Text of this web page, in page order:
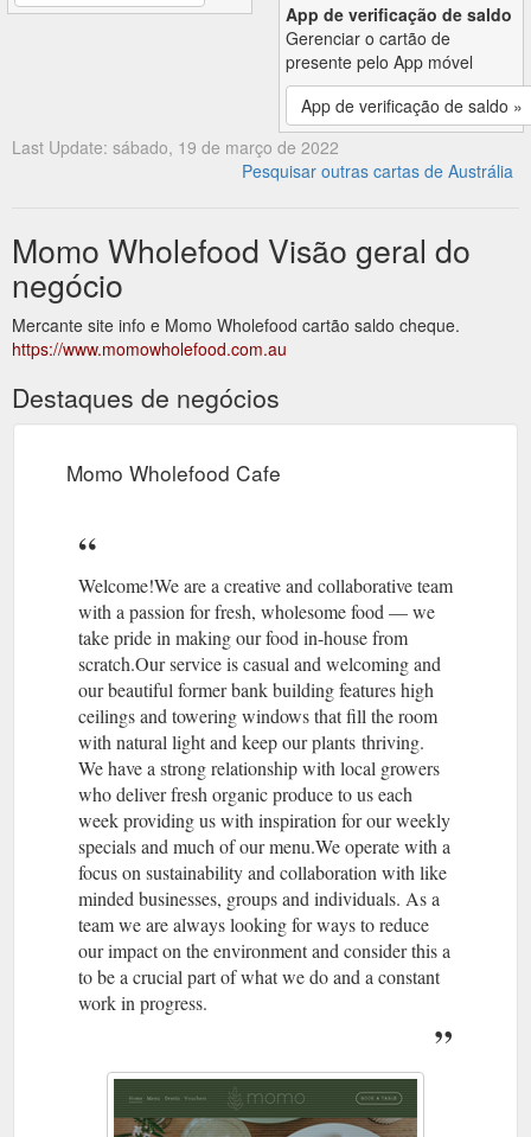
App de verificação de saldo
Gerenciar o cartão de
presente pelo App móvel
App de verificação de saldo »
Last Update: sábado, 19 de março de 2022
Pesquisar outras cartas de Austrália
Momo Wholefood Visão geral do
negócio
Mercante site info e Momo Wholefood cartão saldo cheque.
https://www.momowholefood.com.au
Destaques de negócios
Momo Wholefood Cafe
Welcome!We are a creative and collaborative team
with a passion for fresh, wholesome food — we
take pride in making our food in-house from
scratch.Our service is casual and welcoming and
our beautiful former bank building features high
ceilings and towering windows that fill the room
with natural light and keep our plants thriving.
We have a strong relationship with local growers
who deliver fresh organic produce to us each
week providing us with inspiration for our weekly
specials and much of our menu.We operate with a
focus on sustainability and collaboration with like
minded businesses, groups and individuals. As a
team we are always looking for ways to reduce
our impact on the environment and consider this a
to be a crucial part of what we do and a constant
work in progress.